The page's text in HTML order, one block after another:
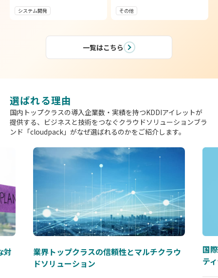
システム開発 その他
一覧はこちら
選ばれる理由
国内トップクラスの導入企業数・実績を持つKDDIアイレットが
提供する、 ビジネスと技術をつなぐクラウドソリューションブラ
ンド「cloudpack」がなぜ選ばれるのかをご紹介します。
対 業界トップクラスの信頼性とマルチクラウ
ドソリューション
国
テ